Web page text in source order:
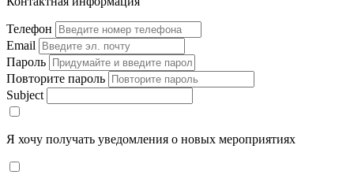
Телефон
Email
Пароль
Повторите пароль
Subject
Я хочу получать уведомления о новых мероприятиях